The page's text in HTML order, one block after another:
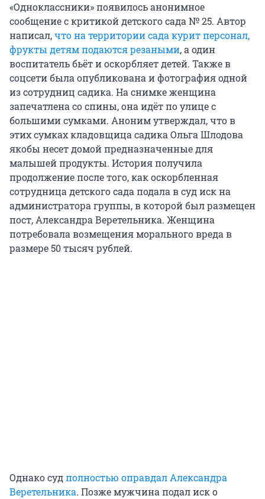
«Одноклассники» появилось анонимное
сообщение с критикой детского сада № 25. Автор
написал,что на территории сада курит персонал,
фрукты детям подаются резаными, а один
воспитатель бьёт и оскорбляет детей. Также в
соцсети была опубликована и фотография одной
из сотрудниц садика. На снимке женщина
запечатлена со спины, она идёт по улице с
большими сумками. Аноним утверждал, что в
этих сумках кладовщица садика Ольга Шлодова
якобы несет домой предназначенные для
малышей продукты. История получила
продолжение после того, как оскорбленная
сотрудница детского сада подала в суд иск на
администратора группы, в которой был размещен
пост, Александра Веретельника. Женщина
потребовала возмещения морального вреда в
размере 50 тысяч рублей.
Однако судполностью оправдал Александра
Веретельника. Позже мужчина подал иск о